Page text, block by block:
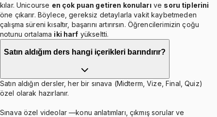
kılar. Unicourse en çok puan getiren konuları ve soru tiplerini
öne çıkarır. Böylece, gereksiz detaylarla vakit kaybetmeden
çalışma süreni kısaltır, başarını artırırsın. Öğrencilerimizin çoğu
notunu ortalama iki harf yükseltti.
Satın aldığım ders hangi içerikleri barındırır?
Satın aldığın dersler, her bir sınava (Midterm, Vize, Final, Quiz)
özel olarak hazırlanır.
Sınava özel videolar —konu anlatımları, çıkmış sorular ve